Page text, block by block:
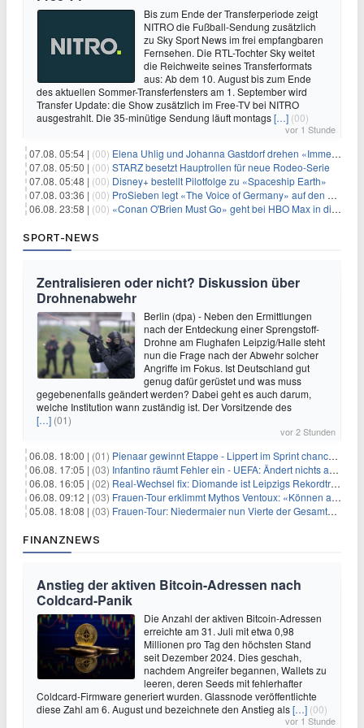
Bis zum Ende der Transferperiode zeigt
NITRO die Fußball-Sendung zusätzlich
zu Sky Sport News im frei empfangbaren
Fernsehen. Die RTL-Tochter Sky weitet
die Reichweite seines Transferformats
aus: Ab dem 10. August bis zum Ende
des aktuellen Sommer-Transferfensters am 1. September wird
Transfer Update: die Show zusätzlich im Free-TV bei NITRO
ausgestrahlt. Die 35-minütige Sendung läuft montags[…] (00)
vor 1 Stunde
07.08. 05:54 | (00) Elena Uhlig und Johanna Gastdorf drehen «Immer fehlt was»
07.08. 05:50 | (00) STARZ besetzt Hauptrollen für neue Rodeo-Serie
07.08. 05:48 | (00) Disney+ bestellt Pilotfolge zu «Spaceship Earth»
07.08. 03:36 | (00) ProSieben legt «The Voice of Germany» auf den Samstag
06.08. 23:58 | (00) «Conan O'Brien Must Go» geht bei HBO Max in die dritte Runde
SPORT-NEWS
Zentralisieren oder nicht? Diskussion über
Drohnenabwehr
Berlin (dpa) - Neben den Ermittlungen
nach der Entdeckung einer Sprengstoff-
Drohne am Flughafen Leipzig/Halle steht
nun die Frage nach der Abwehr solcher
Angriffe im Fokus. Ist Deutschland gut
genug dafür gerüstet und was muss
gegebenenfalls geändert werden? Dabei geht es auch darum,
welche Institution wann zuständig ist. Der Vorsitzende des
[…] (01)
vor 2 Stunden
06.08. 18:00 | (01) Pienaar gewinnt Etappe - Lippert im Sprint chancenlos
06.08. 17:05 | (03) Infantino räumt Fehler ein - UEFA: Ändert nichts an Boykott
06.08. 16:05 | (02) Real-Wechsel fix: Diomande ist Leipzigs Rekordtransfer
06.08. 09:12 | (03) Frauen-Tour erklimmt Mythos Ventoux: «Können alles schaffen»
05.08. 18:08 | (03) Frauen-Tour: Niedermaier nun Vierte der Gesamtwertung
FINANZNEWS
Anstieg der aktiven Bitcoin-Adressen nach
Coldcard-Panik
Die Anzahl der aktiven Bitcoin-Adressen
erreichte am 31. Juli mit etwa 0,98
Millionen pro Tag den höchsten Stand
seit Dezember 2024. Dies geschah,
nachdem Angreifer begannen, Wallets zu
leeren, deren Seeds mit fehlerhafter
Coldcard-Firmware generiert wurden. Glassnode veröffentlichte
diese Zahl am 6. August und bezeichnete den Anstieg als[…] (00)
vor 1 Stunde